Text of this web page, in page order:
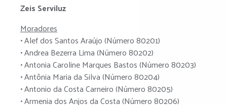
Zeis Serviluz
Moradores
• Alef dos Santos Araújo (Número 80201)
• Andrea Bezerra Lima (Número 80202)
• Antonia Caroline Marques Bastos (Número 80203)
• Antônia Maria da Silva (Número 80204)
• Antonio da Costa Carneiro (Número 80205)
• Armenia dos Anjos da Costa (Número 80206)